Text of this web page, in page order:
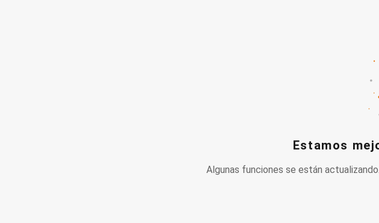
Estamos
Algunas funciones se están